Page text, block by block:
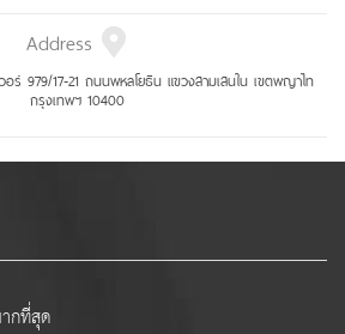
Address
ร์ 979/17-21 ถนนพหลโยธิน แขวงสามเสนใน เขตพญาไท
กรุงเทพฯ 10400
กที่สุด